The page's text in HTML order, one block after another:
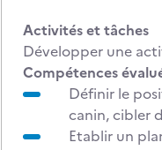
Activités et tâches
Développer une
Compétences
Définir le
canin, cibler
Etablir un